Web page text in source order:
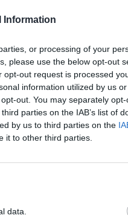
Information
or processing of your
please use the below opt-out
out request is processed
information utilized by us
out. You may separately
parties on the IAB’s list of
by us to third parties on the
it to other third parties.
data.
με 1,6 δισ.
να καταβάλει
του
την
συζητήθηκε
δολαρίων.
διάφορες
κρατικά ομόλογα
να τα
Μέχρι σήμερα,
ευρώ. Σύμφωνα